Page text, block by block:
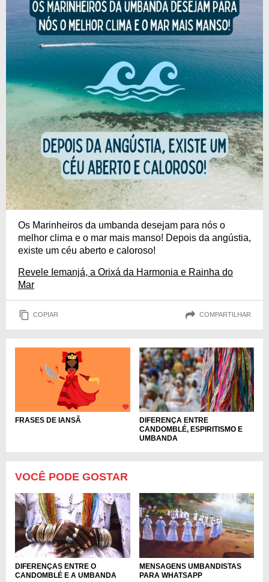
Os Marinheiros da umbanda desejam para nós o
melhor clima e o mar mais manso! Depois da angústia,
existe um céu aberto e caloroso!
Revele Iemanjá, a Orixá da Harmonia e Rainha do
Mar
COPIAR COMPARTILHAR
FRASES DE IANSÃ
DIFERENÇA ENTRE
CANDOMBLÉ, ESPIRITISMO E
UMBANDA
VOCÊ PODE GOSTAR
DIFERENÇAS ENTRE O
CANDOMBLÉ E A UMBANDA
MENSAGENS UMBANDISTAS
PARA WHATSAPP